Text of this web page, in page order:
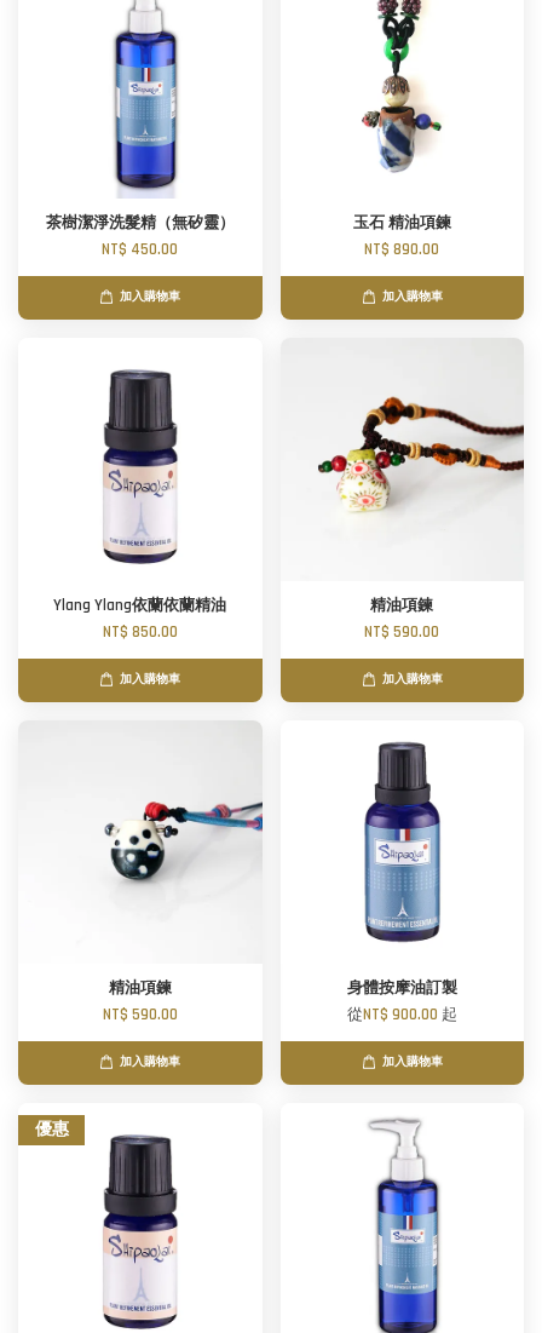
茶樹潔淨洗髮精（無矽靈）
NT$ 450.00
加入購物車
玉石 精油項鍊
NT$ 890.00
加入購物車
Ylang Ylang依蘭依蘭精油
NT$ 850.00
加入購物車
精油項鍊
NT$ 590.00
加入購物車
精油項鍊
NT$ 590.00
加入購物車
身體按摩油訂製
從NT$ 900.00 起
加入購物車
優惠